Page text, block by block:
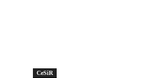
CeSiR